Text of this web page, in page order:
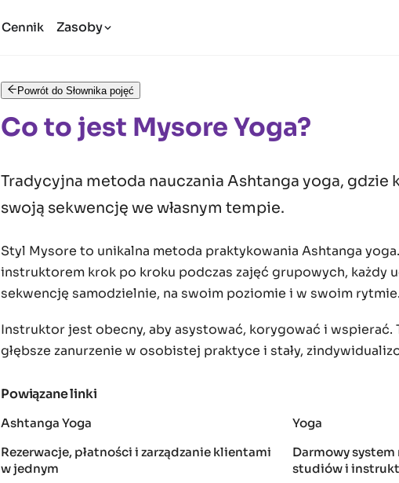
Cennik Zasoby
Powrót do Słownika pojęć
Co to jest Mysore Yoga?
Tradycyjna metoda nauczania Ashtanga yoga, gdzie
swoją sekwencję we własnym tempie.
Styl Mysore to unikalna metoda praktykowania Ashtanga
instruktorem krok po kroku podczas zajęć grupowych, każdy
sekwencję samodzielnie, na swoim poziomie i w swoim rytmie.
Instruktor jest obecny, aby asystować, korygować i wspierać.
głębsze zanurzenie w osobistej praktyce i stały,
Powiązane linki
Ashtanga Yoga
Yoga
Rezerwacje, płatności i zarządzanie klientami
w jednym
Darmowy
studiów i